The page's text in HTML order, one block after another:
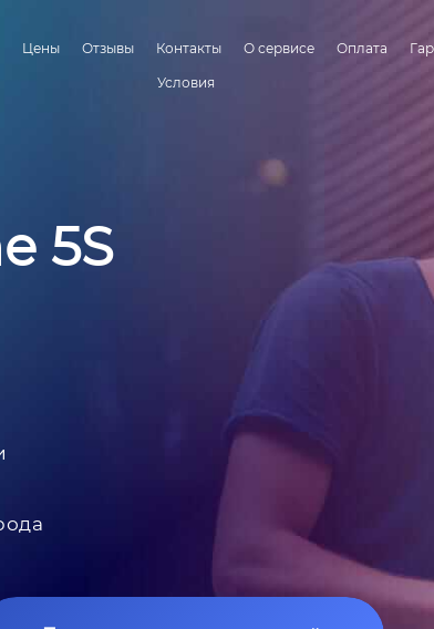
Цены Отзывы Контакты О сервисе Оплата
Условия
5S